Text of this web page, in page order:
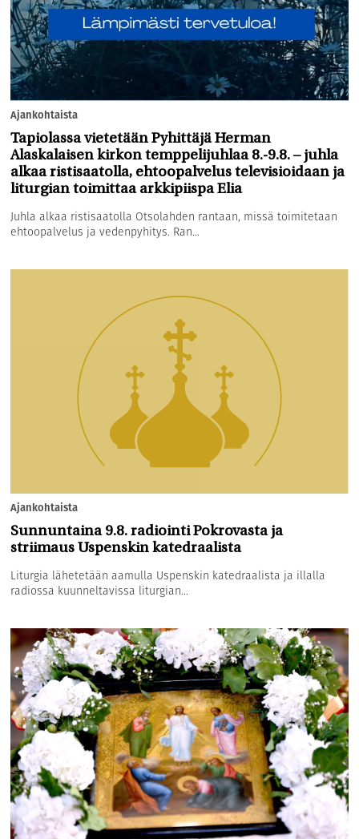
Ajankohtaista
Tapiolassa vietetään Pyhittäjä Herman
Alaskalaisen kirkon temppelijuhlaa 8.-9.8. – juhla
alkaa ristisaatolla, ehtoopalvelus televisioidaan ja
liturgian toimittaa arkkipiispa Elia
Juhla alkaa ristisaatolla Otsolahden rantaan, missä toimitetaan
ehtoopalvelus ja vedenpyhitys. Ran...
Ajankohtaista
Sunnuntaina 9.8. radiointi Pokrovasta ja
striimaus Uspenskin katedraalista
Liturgia lähetetään aamulla Uspenskin katedraalista ja illalla
radiossa kuunneltavissa liturgian...